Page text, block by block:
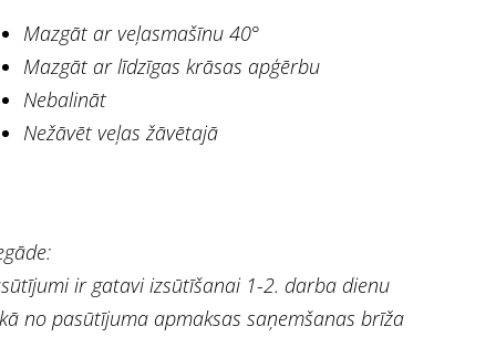
Mazgāt ar veļasmašīnu 40°
Mazgāt ar līdzīgas krāsas apģērbu
Nebalināt
Nežāvēt veļas žāvētajā
ir gatavi izsūtīšanai 1-2. darba dienu
no pasūtījuma apmaksas saņemšanas brīža